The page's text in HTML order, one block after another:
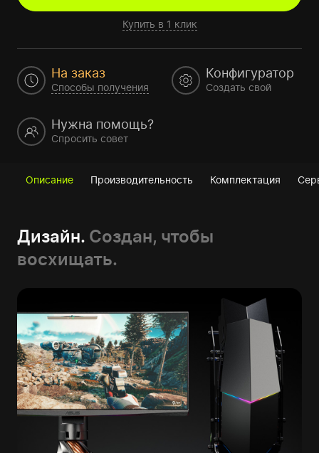
Купить в 1 клик
На заказ
Способы получения
Конфигуратор
Создать свой
Нужна помощь?
Спросить совет
Описание Производительность Комплектация
Дизайн. Создан, чтобы
восхищать.